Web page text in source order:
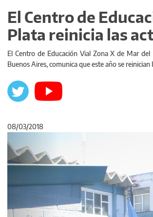
El Centro de
Plata reinicia las
El Centro de Educación Vial Zona X de Mar
Buenos Aires, comunica que este año se
08/03/2018